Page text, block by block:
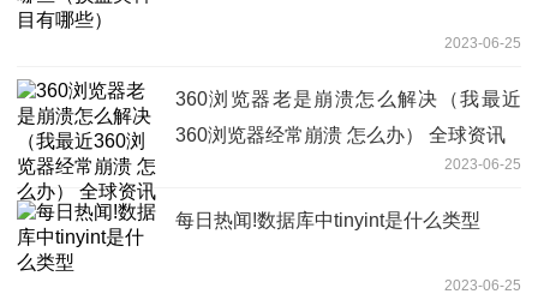
2023-06-25
360浏览器老是崩溃怎么解决（我最近
360浏览器经常崩溃 怎么办） 全球资讯
2023-06-25
每日热闻!数据库中tinyint是什么类型
2023-06-25